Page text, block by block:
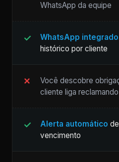
WhatsApp da equipe
WhatsApp integrado
histórico por cliente
Você descobre
cliente liga reclamando
Alerta automático
vencimento